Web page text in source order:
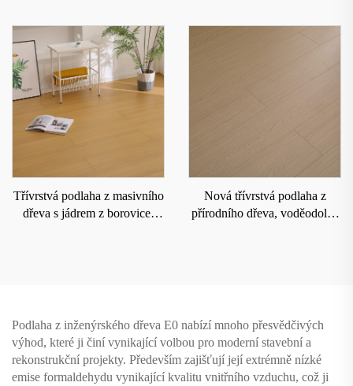
Třívrstvá podlaha z masivního
dřeva s jádrem z borovice,
Nová třívrstvá podlaha z
přírodního dřeva, voděodolná
Podlaha z inženýrského dřeva E0 nabízí mnoho přesvědčivých
výhod, které ji činí vynikající volbou pro moderní stavební a
rekonstrukční projekty. Především zajišťují její extrémně nízké
emise formaldehydu vynikající kvalitu vnitřního vzduchu, což ji